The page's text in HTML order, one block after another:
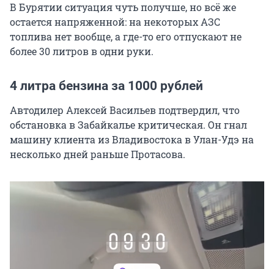
В Бурятии ситуация чуть получше, но всё же
остается напряженной: на некоторых АЗС
топлива нет вообще, а где-то его отпускают не
более 30 литров в одни руки.
4 литра бензина за 1000 рублей
Автодилер Алексей Васильев подтвердил, что
обстановка в Забайкалье критическая. Он гнал
машину клиента из Владивостока в Улан-Удэ на
несколько дней раньше Протасова.